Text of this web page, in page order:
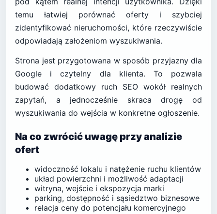
temu łatwiej porównać oferty i szybciej
zidentyfikować nieruchomości, które rzeczywiście
odpowiadają założeniom wyszukiwania.
Strona jest przygotowana w sposób przyjazny dla
Google i czytelny dla klienta. To pozwala
budować dodatkowy ruch SEO wokół realnych
zapytań, a jednocześnie skraca drogę od
wyszukiwania do wejścia w konkretne ogłoszenie.
Na co zwrócić uwagę przy analizie
ofert
widoczność lokalu i natężenie ruchu klientów
układ powierzchni i możliwość adaptacji
witryna, wejście i ekspozycja marki
parking, dostępność i sąsiedztwo biznesowe
relacja ceny do potencjału komercyjnego